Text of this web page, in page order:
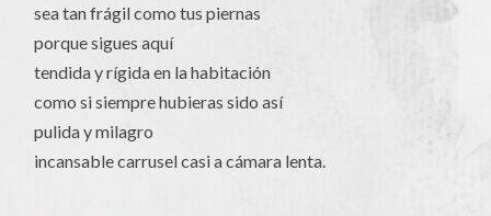
sea tan frágil como tus piernas
porque sigues aquí
tendida y rígida en la habitación
como si siempre hubieras sido así
pulida y milagro
incansable carrusel casi a cámara lenta.